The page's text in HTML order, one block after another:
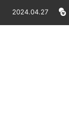
2024.04.27